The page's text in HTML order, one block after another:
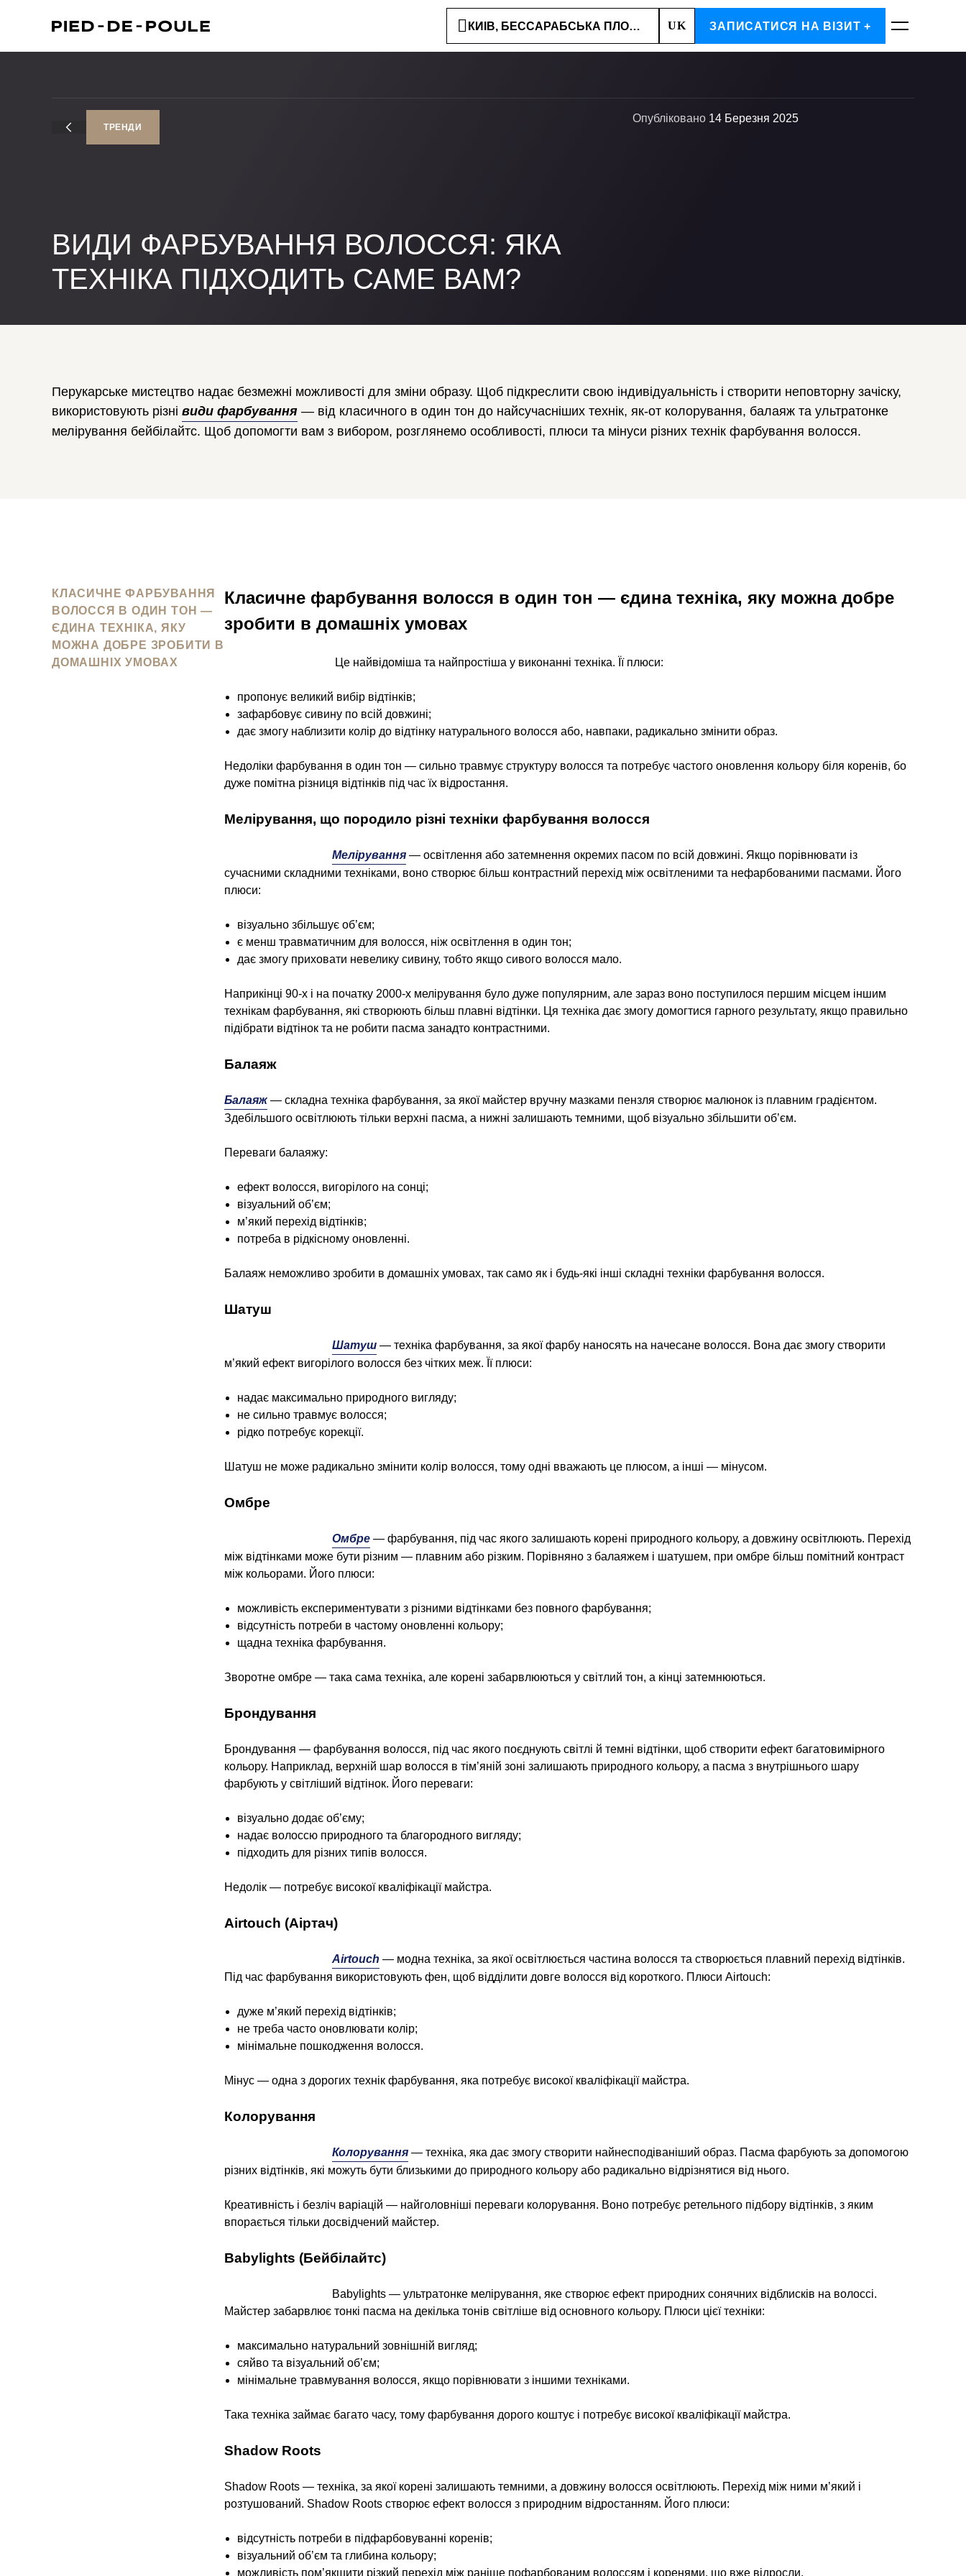
КИЇВ, БЕССАРАБСЬКА ПЛОЩА, 7 UK ЗАПИСАТИСЯ НА ВІЗИТ +
ТРЕНДИ
ВИДИ ФАРБУВАННЯ ВОЛОССЯ: ЯКА
ТЕХНІКА ПІДХОДИТЬ САМЕ ВАМ?
Опубліковано 14 Березня 2025
Перукарське мистецтво надає безмежні можливості для зміни образу. Щоб підкреслити свою індивідуальність і створити неповторну зачіску,
використовують різні види фарбування — від класичного в один тон до найсучасніших технік, як-от колорування, балаяж та ультратонке
мелірування бейбілайтс. Щоб допомогти вам з вибором, розглянемо особливості, плюси та мінуси різних технік фарбування волосся.
КЛАСИЧНЕ ФАРБУВАННЯ
ВОЛОССЯ В ОДИН ТОН —
ЄДИНА ТЕХНІКА, ЯКУ
МОЖНА ДОБРЕ ЗРОБИТИ В
ДОМАШНІХ УМОВАХ
Класичне фарбування волосся в один тон — єдина техніка, яку можна добре
зробити в домашніх умовах
Це найвідоміша та найпростіша у виконанні техніка. Її плюси:
пропонує великий вибір відтінків;
зафарбовує сивину по всій довжині;
дає змогу наблизити колір до відтінку натурального волосся або, навпаки, радикально змінити образ.
Недоліки фарбування в один тон — сильно травмує структуру волосся та потребує частого оновлення кольору біля коренів, бо
дуже помітна різниця відтінків під час їх відростання.
Мелірування, що породило різні техніки фарбування волосся
Мелірування — освітлення або затемнення окремих пасом по всій довжині. Якщо порівнювати із
сучасними складними техніками, воно створює більш контрастний перехід між освітленими та нефарбованими пасмами. Його
плюси:
візуально збільшує об’єм;
є менш травматичним для волосся, ніж освітлення в один тон;
дає змогу приховати невелику сивину, тобто якщо сивого волосся мало.
Наприкінці 90-х і на початку 2000-х мелірування було дуже популярним, але зараз воно поступилося першим місцем іншим
технікам фарбування, які створюють більш плавні відтінки. Ця техніка дає змогу домогтися гарного результату, якщо правильно
підібрати відтінок та не робити пасма занадто контрастними.
Балаяж
Балаяж— складна техніка фарбування, за якої майстер вручну мазками пензля створює малюнок із плавним градієнтом.
Здебільшого освітлюють тільки верхні пасма, а нижні залишають темними, щоб візуально збільшити об’єм.
Переваги балаяжу:
ефект волосся, вигорілого на сонці;
візуальний об’єм;
м’який перехід відтінків;
потреба в рідкісному оновленні.
Балаяж неможливо зробити в домашніх умовах, так само як і будь-які інші складні техніки фарбування волосся.
Шатуш
Шатуш — техніка фарбування, за якої фарбу наносять на начесане волосся. Вона дає змогу створити
м’який ефект вигорілого волосся без чітких меж. Її плюси:
надає максимально природного вигляду;
не сильно травмує волосся;
рідко потребує корекції.
Шатуш не може радикально змінити колір волосся, тому одні вважають це плюсом, а інші — мінусом.
Омбре
Омбре — фарбування, під час якого залишають корені природного кольору, а довжину освітлюють. Перехід
між відтінками може бути різним — плавним або різким. Порівняно з балаяжем і шатушем, при омбре більш помітний контраст
між кольорами. Його плюси:
можливість експериментувати з різними відтінками без повного фарбування;
відсутність потреби в частому оновленні кольору;
щадна техніка фарбування.
Зворотне омбре — така сама техніка, але корені забарвлюються у світлий тон, а кінці затемнюються.
Брондування
Брондування — фарбування волосся, під час якого поєднують світлі й темні відтінки, щоб створити ефект багатовимірного
кольору. Наприклад, верхній шар волосся в тім’яній зоні залишають природного кольору, а пасма з внутрішнього шару
фарбують у світліший відтінок. Його переваги:
візуально додає об’єму;
надає волоссю природного та благородного вигляду;
підходить для різних типів волосся.
Недолік — потребує високої кваліфікації майстра.
Airtouch (Аіртач)
Airtouch — модна техніка, за якої освітлюється частина волосся та створюється плавний перехід відтінків.
Під час фарбування використовують фен, щоб відділити довге волосся від короткого. Плюси Airtouch:
дуже м’який перехід відтінків;
не треба часто оновлювати колір;
мінімальне пошкодження волосся.
Мінус — одна з дорогих технік фарбування, яка потребує високої кваліфікації майстра.
Колорування
Колорування — техніка, яка дає змогу створити найнесподіваніший образ. Пасма фарбують за допомогою
різних відтінків, які можуть бути близькими до природного кольору або радикально відрізнятися від нього.
Креативність і безліч варіацій — найголовніші переваги колорування. Воно потребує ретельного підбору відтінків, з яким
впорається тільки досвідчений майстер.
Babylights (Бейбілайтс)
Babylights — ультратонке мелірування, яке створює ефект природних сонячних відблисків на волоссі.
Майстер забарвлює тонкі пасма на декілька тонів світліше від основного кольору. Плюси цієї техніки:
максимально натуральний зовнішній вигляд;
сяйво та візуальний об’єм;
мінімальне травмування волосся, якщо порівнювати з іншими техніками.
Така техніка займає багато часу, тому фарбування дорого коштує і потребує високої кваліфікації майстра.
Shadow Roots
Shadow Roots — техніка, за якої корені залишають темними, а довжину волосся освітлюють. Перехід між ними м’який і
розтушований. Shadow Roots створює ефект волосся з природним відростанням. Його плюси:
відсутність потреби в підфарбовуванні коренів;
візуальний об’єм та глибина кольору;
можливість пом’якшити різкий перехід між раніше пофарбованим волоссям і коренями, що вже відросли.